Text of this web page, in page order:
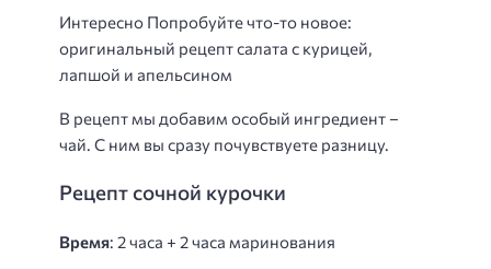
Интересно Попробуйте что-то новое:
оригинальный рецепт салата с курицей,
лапшой и апельсином
В рецепт мы добавим особый ингредиент –
чай. С ним вы сразу почувствуете разницу.
Рецепт сочной курочки
Время: 2 часа + 2 часа маринования